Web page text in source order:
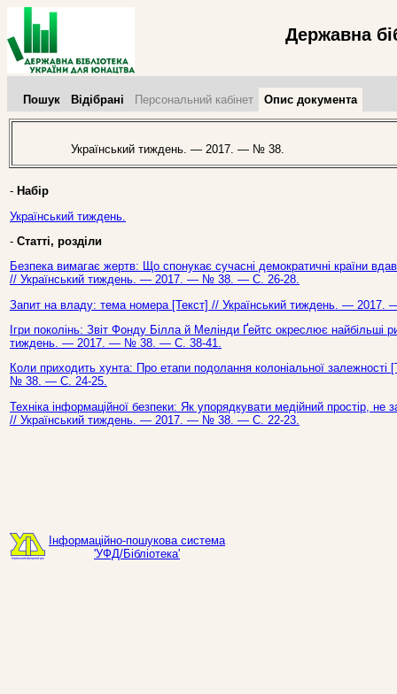
Державна
Пошук Відібрані Персональний кабінет Опис документа
Український тиждень. — 2017. — № 38.
- Набір
Український тиждень.
- Статті, розділи
Безпека вимагає жертв: Що спонукає сучасні демократичні країни
// Український тиждень. — 2017. — № 38. — С. 26-28.
Запит на владу: тема номера [Текст] // Український тиждень. —
Ігри поколінь: Звіт Фонду Білла й Мелінди Ґейтс окреслює
тиждень. — 2017. — № 38. — С. 38-41.
Коли приходить хунта: Про етапи подолання колоніальної
№ 38. — С. 24-25.
Техніка інформаційної безпеки: Як упорядкувати медійний простір,
// Український тиждень. — 2017. — № 38. — С. 22-23.
Інформаційно-пошукова система
'УФД/Бібліотека'